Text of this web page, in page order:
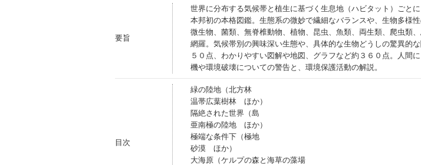
要旨
世界に分布する気候帯と植生に基づく生息地（ハビタット）ごと
本邦初の本格図鑑。生態系の微妙で繊細なバランスや、生物多様
微生物、菌類、無脊椎動物、植物、昆虫、魚類、両生類、爬虫類
網羅。気候帯別の興味深い生態や、具体的な生物どうしの驚異的
５０点、わかりやすい図解や地図、グラフなど約３６０点。人間
機や環境破壊についての警告と、環境保護活動の解説。
目次
緑の陸地（北方林
温帯広葉樹林 ほか）
隔絶された世界（島
亜南極の陸地 ほか）
極端な条件下（極地
砂漠 ほか）
大海原（ケルプの森と海草の藻場